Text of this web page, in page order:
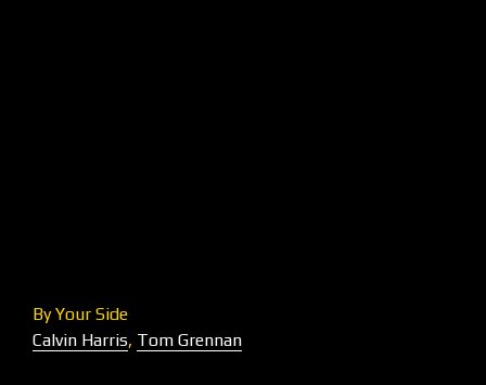
By Your Side
Calvin Harris, Tom Grennan